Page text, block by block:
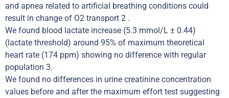
and apnea related to artificial breathing conditions could
result in change of O2 transport 2 .
We found blood lactate increase (5.3 mmol/L ± 0.44)
(lactate threshold) around 95% of maximum theoretical
heart rate (174 ppm) showing no difference with regular
population 3.
We found no differences in urine creatinine concentration
values before and after the maximum effort test suggesting